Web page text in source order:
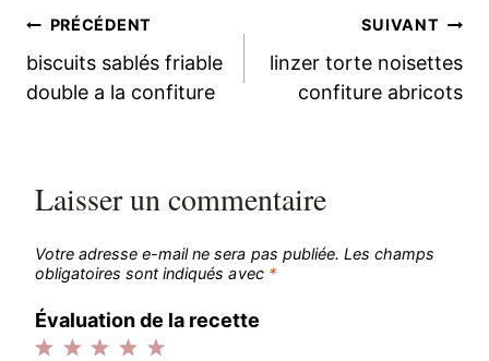
Navigation
de
PRÉCÉDENT
biscuits sablés friable
double a la confiture
SUIVANT
linzer torte noisettes
confiture abricots
Laisser un commentaire
Votre adresse e-mail ne sera pas publiée. Les champs
obligatoires sont indiqués avec *
Évaluation de la recette